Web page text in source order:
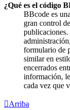
¿Qué es el código
BBcode es
gran control
formulario de
similar en
encerrados
información,
cada vez que
Arriba